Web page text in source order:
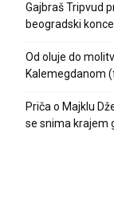
Gajbraš Tripvud
beogradski
Od oluje do
Kalemegdanom
Priča o Majklu
se snima krajem